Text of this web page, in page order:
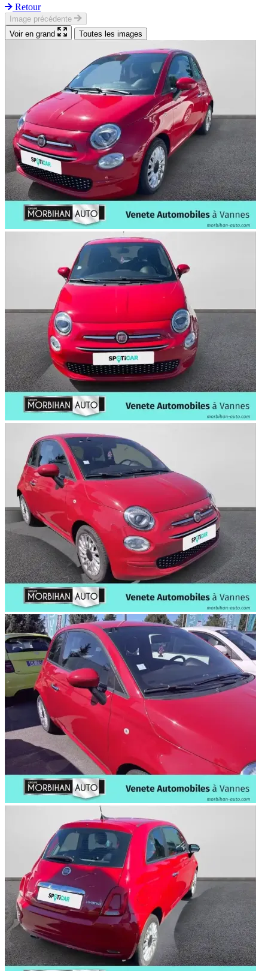
Retour
Image précédente
Voir en grand
Toutes les images